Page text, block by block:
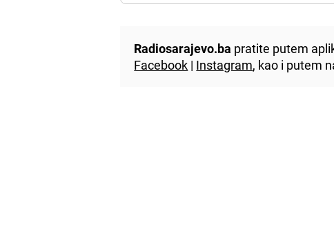
Radiosarajevo.ba pratite putem
Facebook | Instagram, kao i putem